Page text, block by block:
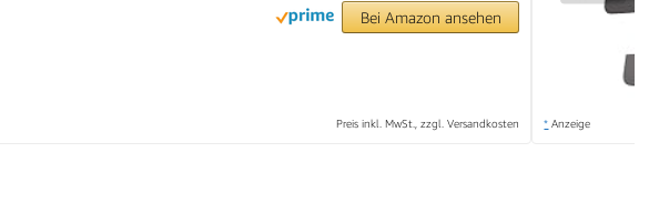
Bei Amazon ansehen
Preis inkl. MwSt., zzgl. Versandkosten * Anzeige